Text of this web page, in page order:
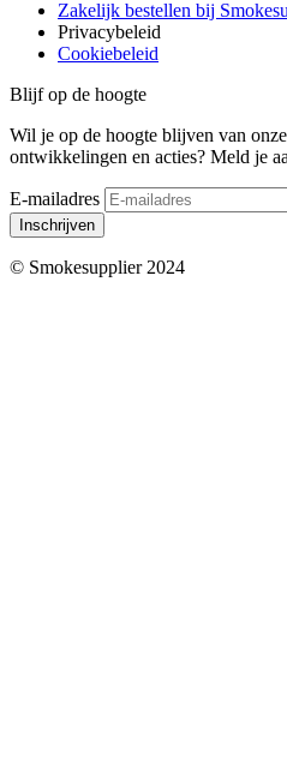
Zakelijk bestellen bij
Privacybeleid
Cookiebeleid
Blijf op de hoogte
Wil je op de hoogte blijven van
ontwikkelingen en acties? Meld je
E-mailadres
Inschrijven
© Smokesupplier 2024